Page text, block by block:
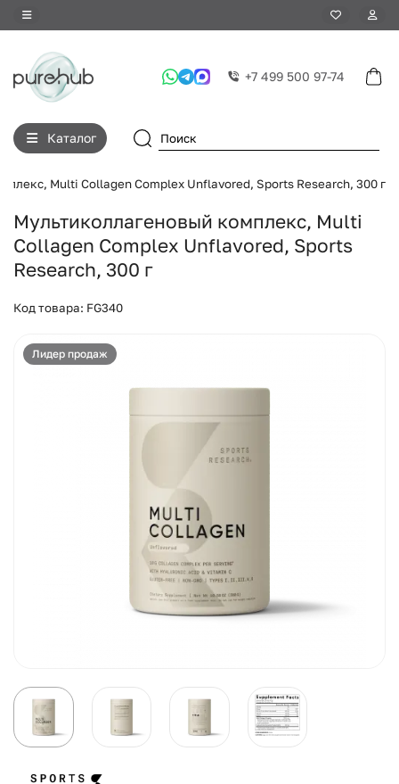
+7 499 500 97-74
Каталог
Multi Collagen Complex Unflavored, Sports Research, 300 г
Мультиколлагеновый комплекс, Multi
Collagen Complex Unflavored, Sports
Research, 300 г
Код товара: FG340
Лидер продаж